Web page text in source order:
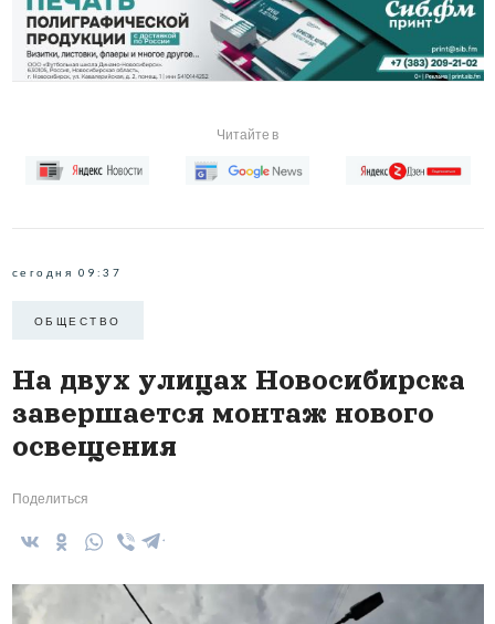
Читайте в
сегодня 09:37
ОБЩЕСТВО
На двух улицах Новосибирска
завершается монтаж нового
освещения
Поделиться